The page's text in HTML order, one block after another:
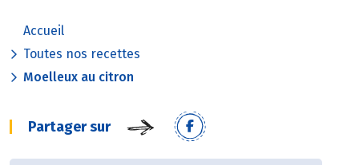
Accueil
Toutes nos recettes
Moelleux au citron
Partager sur